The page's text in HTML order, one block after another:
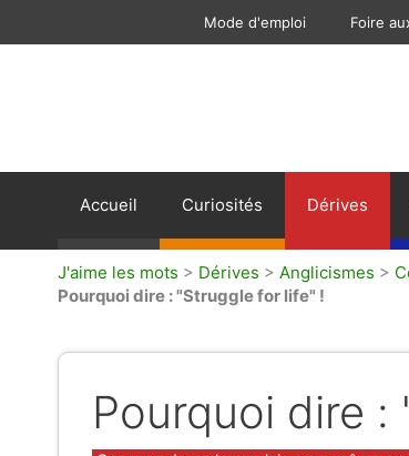
Mode d'emploi Foire
Accueil Curiosités Dérives
J'aime les mots > Dérives > Anglicismes >
Pourquoi dire : "Struggle for life" !
Pourquoi dire